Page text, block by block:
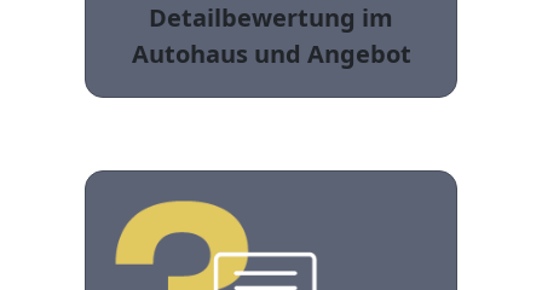
Detailbewertung im
Autohaus und Angebot